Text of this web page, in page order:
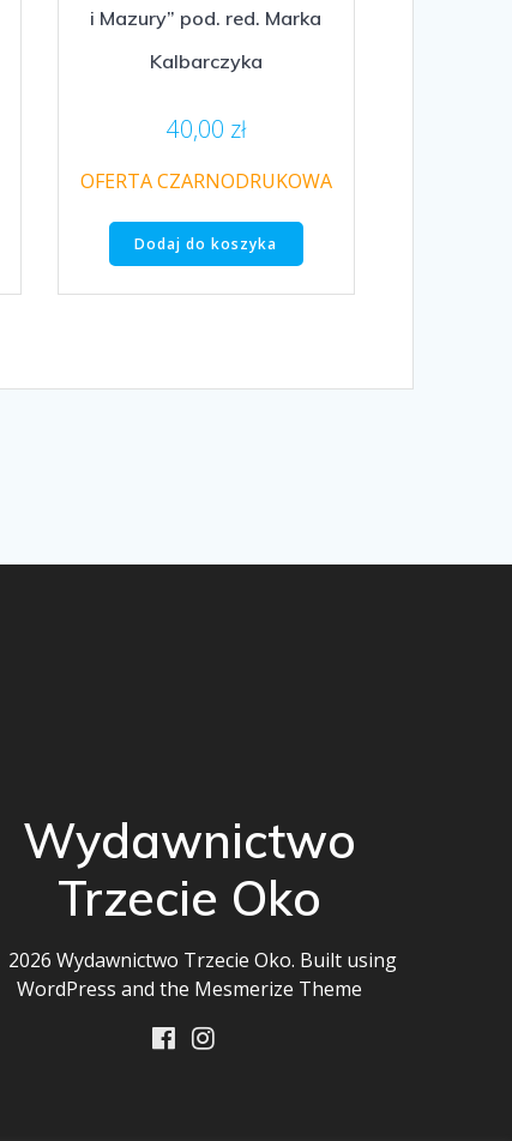
i Mazury” pod. red. Marka
Kalbarczyka
40,00 zł
OFERTA CZARNODRUKOWA
Dodaj do koszyka
Wydawnictwo
Trzecie Oko
Wydawnictwo Trzecie Oko. Built using
WordPress and the Mesmerize Theme